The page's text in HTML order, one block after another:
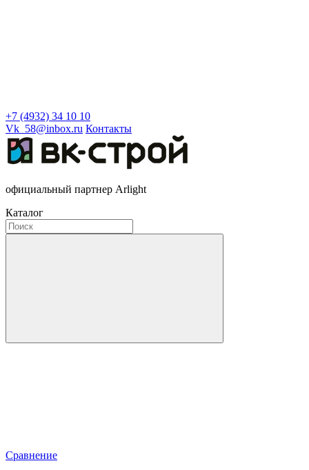
+7 (4932) 34 10 10
Vk_58@inbox.ru Контакты
официальный партнер Arlight
Каталог
Сравнение